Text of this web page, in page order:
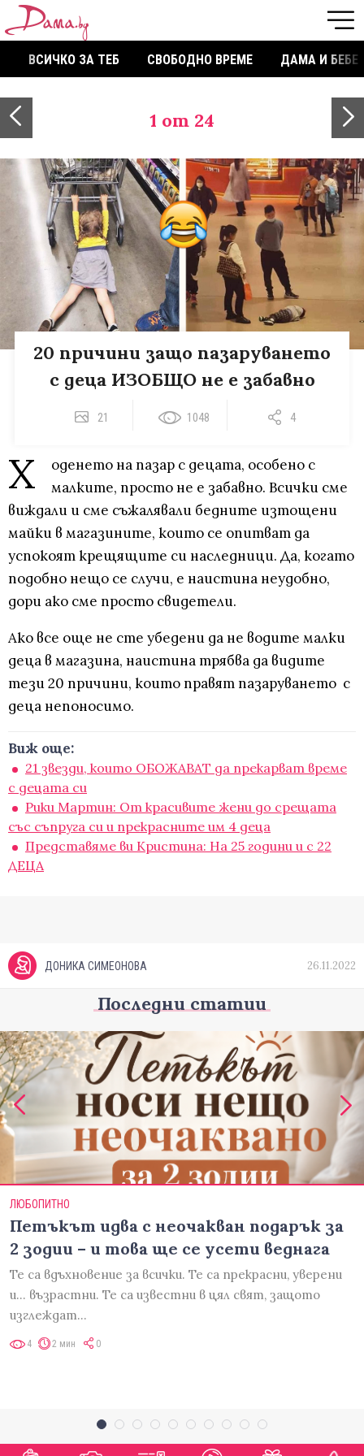
ВСИЧКО ЗА ТЕБ СВОБОДНО ВРЕМЕ ДАМА И БЕБЕ
1 от 24
20 причини защо пазаруването
с деца ИЗОБЩО не е забавно
21 1048 4
Х
оденето на пазар с децата, особено с
малките, просто не е забавно. Всички сме
виждали и сме съжалявали бедните изтощени
майки в магазините, които се опитват да
успокоят крещящите си наследници. Да, когато
подобно нещо се случи, е наистина неудобно,
дори ако сме просто свидетели.
Ако все още не сте убедени да не водите малки
деца в магазина, наистина трябва да видите
тези 20 причини, които правят пазаруването с
деца непоносимо.
Виж още:
21 звезди, които ОБОЖАВАТ да прекарват време
с децата си
Рики Мартин: От красивите жени до срещата
със съпруга си и прекрасните им 4 деца
Представяме ви Кристина: На 25 години и с 22
ДЕЦА
ДОНИКА СИМЕОНОВА 26.11.2022
Последни статии
ЛЮБОПИТНО
Петъкът идва с неочакван подарък за
2 зодии – и това ще се усети веднага
Те са вдъхновение за всички. Те са прекрасни, уверени
и... възрастни. Те са известни в цял свят, защото
изглеждат…
4 2 мин 0